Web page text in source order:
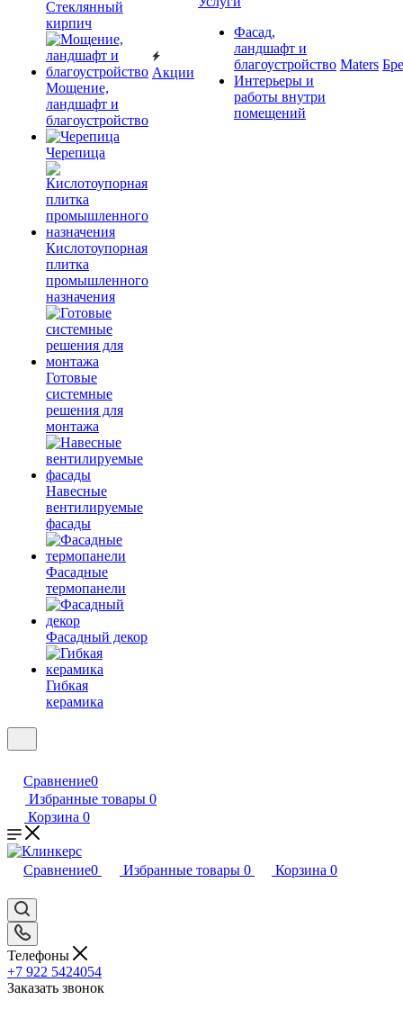
Cтеклянный
кирпич
Мощение,
ландшафт и
благоустройство
Черепица
Кислотоупорная
плитка
промышленного
назначения
Готовые
системные
решения для
монтажа
Навесные
вентилируемые
фасады
Фасадные
термопанели
Фасадный декор
Гибкая
керамика
Акции
Фасад,
ландшафт и
благоустройство
Интерьеры и
работы внутри
помещений
Maters
Сравнение0
Избранные товары 0
Корзина 0
Сравнение0 Избранные товары 0 Корзина 0
Телефоны
+7 922 5424054
Заказать звонок